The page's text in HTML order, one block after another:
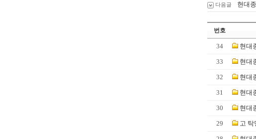
다음글 현대
번호
34 현대
33 현대
32 현대
31 현대
30 현대
29 고 탁